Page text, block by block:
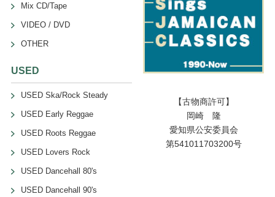
Mix CD/Tape
VIDEO / DVD
OTHER
USED
USED Ska/Rock Steady
USED Early Reggae
USED Roots Reggae
USED Lovers Rock
USED Dancehall 80's
USED Dancehall 90's
【古物商許可】
岡崎 隆
愛知県公安委員会
第541011703200号